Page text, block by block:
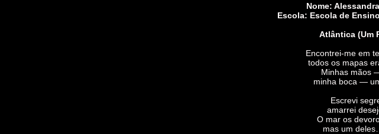
Nome:
Escola: Escola de
Atlântica (Um
Encontrei-me em
todos os mapas
Minhas mãos
minha boca —
Escrevi
amarrei
O mar os
mas um